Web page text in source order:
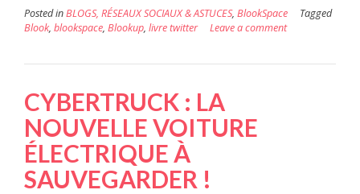
Posted inBLOGS, RÉSEAUX SOCIAUX & ASTUCES, BlookSpace
Tagged
Blook, blookspace, Blookup, livre twitter Leave a comment
CYBERTRUCK : LA
NOUVELLE VOITURE
ÉLECTRIQUE À
SAUVEGARDER !